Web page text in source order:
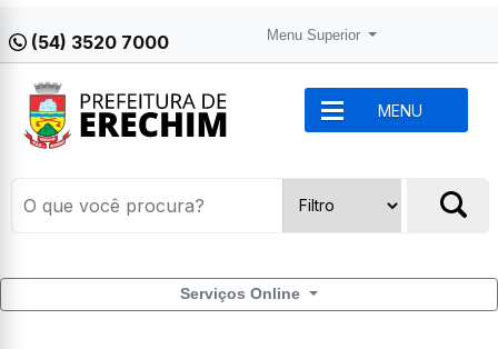
(54) 3520 7000 Menu Superior
MENU
Serviços Online